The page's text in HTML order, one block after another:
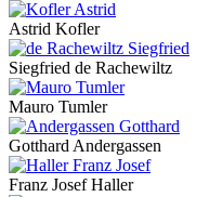
Astrid Kofler
Siegfried de Rachewiltz
Mauro Tumler
Gotthard Andergassen
Franz Josef Haller